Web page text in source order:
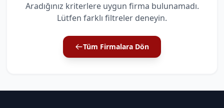
Aradığınız kriterlere uygun firma bulunamadı.
Lütfen farklı filtreler deneyin.
Tüm Firmalara Dön